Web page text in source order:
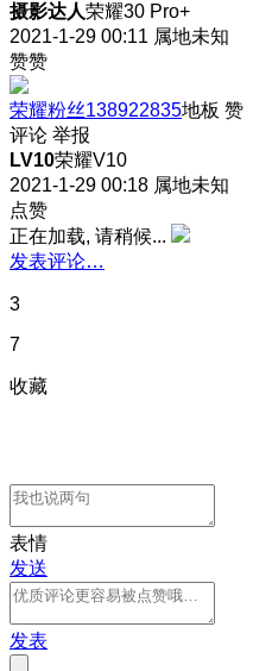
摄影达人荣耀30 Pro+
2021-1-29 00:11 属地未知
赞赞
荣耀粉丝138922835地板 赞
评论 举报
LV10荣耀V10
2021-1-29 00:18 属地未知
点赞
正在加载, 请稍候...
发表评论…
3
7
收藏
表情
发送
发表